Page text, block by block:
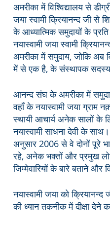
अमरीका में विश्विद्यालय से
जया स्वामी क्रियानन्द जी से
के आध्यात्मिक समुदायों के
नयास्वामी जया स्वामी
अमरीका में समुदाय, जोकि अब
में से एक है, के संस्थापक
आनन्द संघ के अमरीका में
वहाँ के नयास्वामी जया ग्राम
स्थायी आचार्य अनेक सालों के
नयास्वामी साधना देवी के
अनुसार 2006 से वे दोनों पूरे
रहे, अनेक भक्तों और प्रमुख
जिम्मेवारियों के बारे बताने
नयास्वामी जया को
की ध्यान तकनीक में दीक्षा देने